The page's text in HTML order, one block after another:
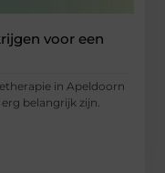
voor een
in Apeldoorn
belangrijk zijn.